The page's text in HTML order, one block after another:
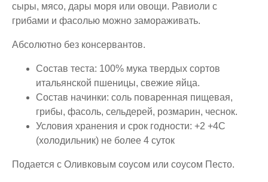
сыры, мясо, дары моря или овощи. Равиоли с
грибами и фасолью можно замораживать.
Абсолютно без консервантов.
Состав теста: 100% мука твердых сортов
итальянской пшеницы, свежие яйца.
Состав начинки: соль поваренная пищевая,
грибы, фасоль, сельдерей, розмарин, чеснок.
Условия хранения и срок годности: +2 +4С
(холодильник) не более 4 суток
Подается с Оливковым соусом или соусом Песто.